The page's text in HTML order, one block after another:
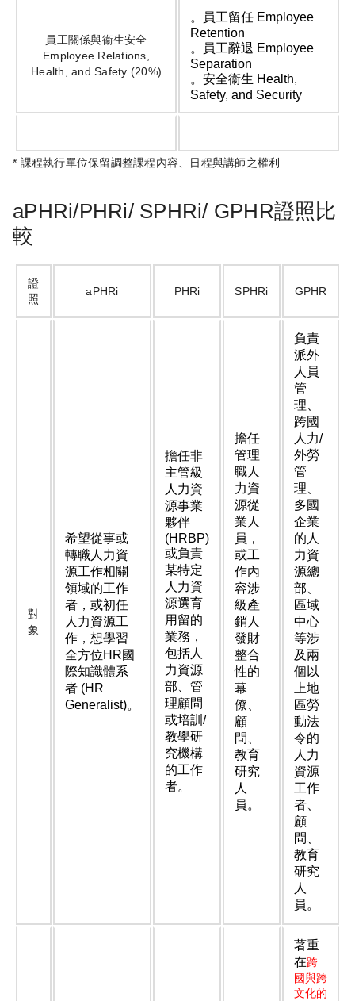
員工關係與衞生安全
Employee Relations,
Health, and Safety (20%)
。員工留任 Employee
Retention
。員工辭退 Employee
Separation
。安全衞生 Health,
Safety, and Security
* 課程執行單位保留調整課程內容、日程與講師之權利
aPHRi/PHRi/ SPHRi/ GPHR證照比
較
證
照
aPHRi PHRi SPHRi GPHR
對
象
希望從事或
轉職人力資
源工作相關
領域的工作
者，或初任
人力資源工
作，想學習
全方位HR國
際知識體系
者 (HR
Generalist)。
擔任非
主管級
人力資
源事業
夥伴
(HRBP)
或負責
某特定
人力資
源選育
用留的
業務，
包括人
力資源
部、管
理顧問
或培訓/
教學研
究機構
的工作
者。
擔任
管理
職人
力資
源從
業人
員，
或工
作內
容涉
級產
銷人
發財
整合
性的
幕
僚、
顧
問、
教育
研究
人
員。
負責
派外
人員
管
理、
跨國
人力/
外勞
管
理、
多國
企業
的人
力資
源總
部、
區域
中心
等涉
及兩
個以
上地
區勞
動法
令的
人力
資源
工作
者、
顧
問、
教育
研究
人
員。
著重
在跨
國與跨
文化的